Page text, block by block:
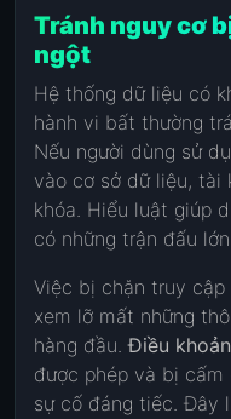
Tránh nguy cơ
ngột
Hệ thống dữ liệu có
hành vi bất thường
Nếu người dùng sử
vào cơ sở dữ liệu, tài
khóa. Hiểu luật giúp
có những trận đấu
Việc bị chặn truy
xem lỡ mất những
hàng đầu.Điều
được phép và bị cấm
sự cố đáng tiếc. Đây